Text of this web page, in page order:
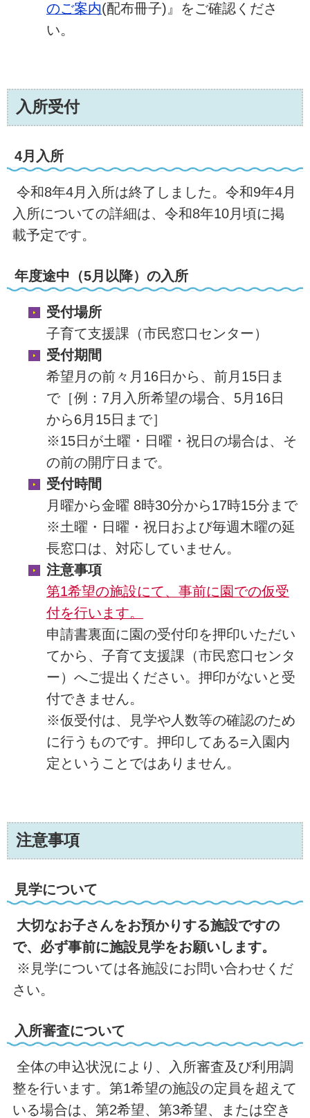
のご案内(配布冊子)』をご確認くださ
い。
入所受付
4月入所
令和8年4月入所は終了しました。令和9年4月
入所についての詳細は、令和8年10月頃に掲
載予定です。
年度途中（5月以降）の入所
受付場所
子育て支援課（市民窓口センター）
受付期間
希望月の前々月16日から、前月15日ま
で［例：7月入所希望の場合、5月16日
から6月15日まで］
※15日が土曜・日曜・祝日の場合は、そ
の前の開庁日まで。
受付時間
月曜から金曜 8時30分から17時15分まで
※土曜・日曜・祝日および毎週木曜の延
長窓口は、対応していません。
注意事項
第1希望の施設にて、事前に園での仮受
付を行います。
申請書裏面に園の受付印を押印いただい
てから、子育て支援課（市民窓口センタ
ー）へご提出ください。押印がないと受
付できません。
※仮受付は、見学や人数等の確認のため
に行うものです。押印してある=入園内
定ということではありません。
注意事項
見学について
大切なお子さんをお預かりする施設ですの
で、必ず事前に施設見学をお願いします。
※見学については各施設にお問い合わせくだ
さい。
入所審査について
全体の申込状況により、入所審査及び利用調
整を行います。第1希望の施設の定員を超えて
いる場合は、第2希望、第3希望、または空き